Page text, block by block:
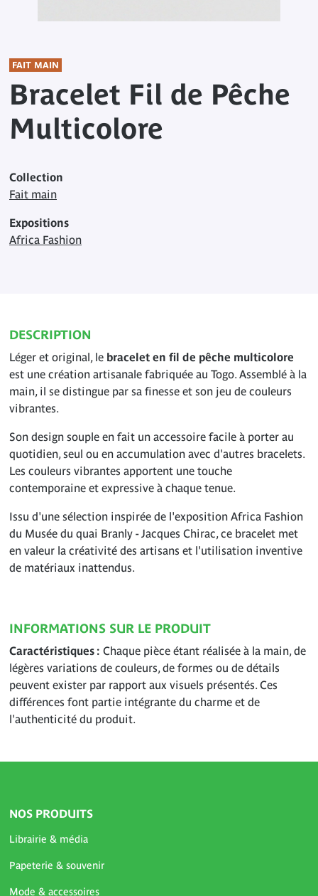
FAIT MAIN
Bracelet Fil de Pêche
Multicolore
Collection
Fait main
Expositions
Africa Fashion
DESCRIPTION
Léger et original, le bracelet en fil de pêche multicolore
est une création artisanale fabriquée au Togo. Assemblé à la
main, il se distingue par sa finesse et son jeu de couleurs
vibrantes.
Son design souple en fait un accessoire facile à porter au
quotidien, seul ou en accumulation avec d'autres bracelets.
Les couleurs vibrantes apportent une touche
contemporaine et expressive à chaque tenue.
Issu d'une sélection inspirée de l'exposition Africa Fashion
du Musée du quai Branly - Jacques Chirac, ce bracelet met
en valeur la créativité des artisans et l'utilisation inventive
de matériaux inattendus.
INFORMATIONS SUR LE PRODUIT
Caractéristiques
Chaque pièce étant réalisée à la main, de
légères variations de couleurs, de formes ou de détails
peuvent exister par rapport aux visuels présentés. Ces
différences font partie intégrante du charme et de
l'authenticité du produit.
NOS PRODUITS
Librairie & média
Papeterie & souvenir
Mode & accessoires